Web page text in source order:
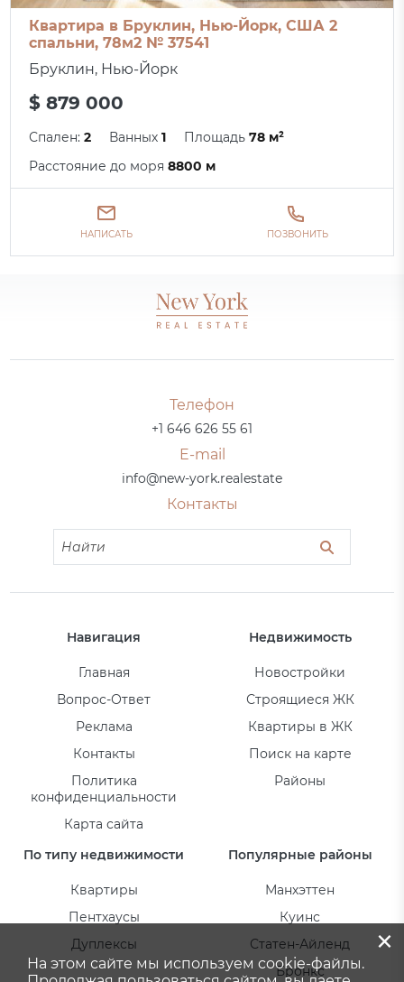
Квартира в Бруклин, Нью-Йорк, США 2
спальни, 78м2 № 37541
Бруклин, Нью-Йорк
$ 879 000
Спален:2 Ванных1 Площадь78 м²
Расстояние до моря8800 м
НАПИСАТЬ ПОЗВОНИТЬ
Телефон
+1 646 626 55 61
E-mail
info@new-york.realestate
Контакты
Навигация
Главная
Вопрос-Ответ
Реклама
Контакты
Политика
конфиденциальности
Карта сайта
Недвижимость
Новостройки
Строящиеся ЖК
Квартиры в ЖК
Поиск на карте
Районы
По типу недвижимости
Квартиры
Пентхаусы
Дуплексы
Популярные районы
Манхэттен
Куинс
Статен-Айленд
Бронкс
×
На этом сайте мы используем cookie-файлы.